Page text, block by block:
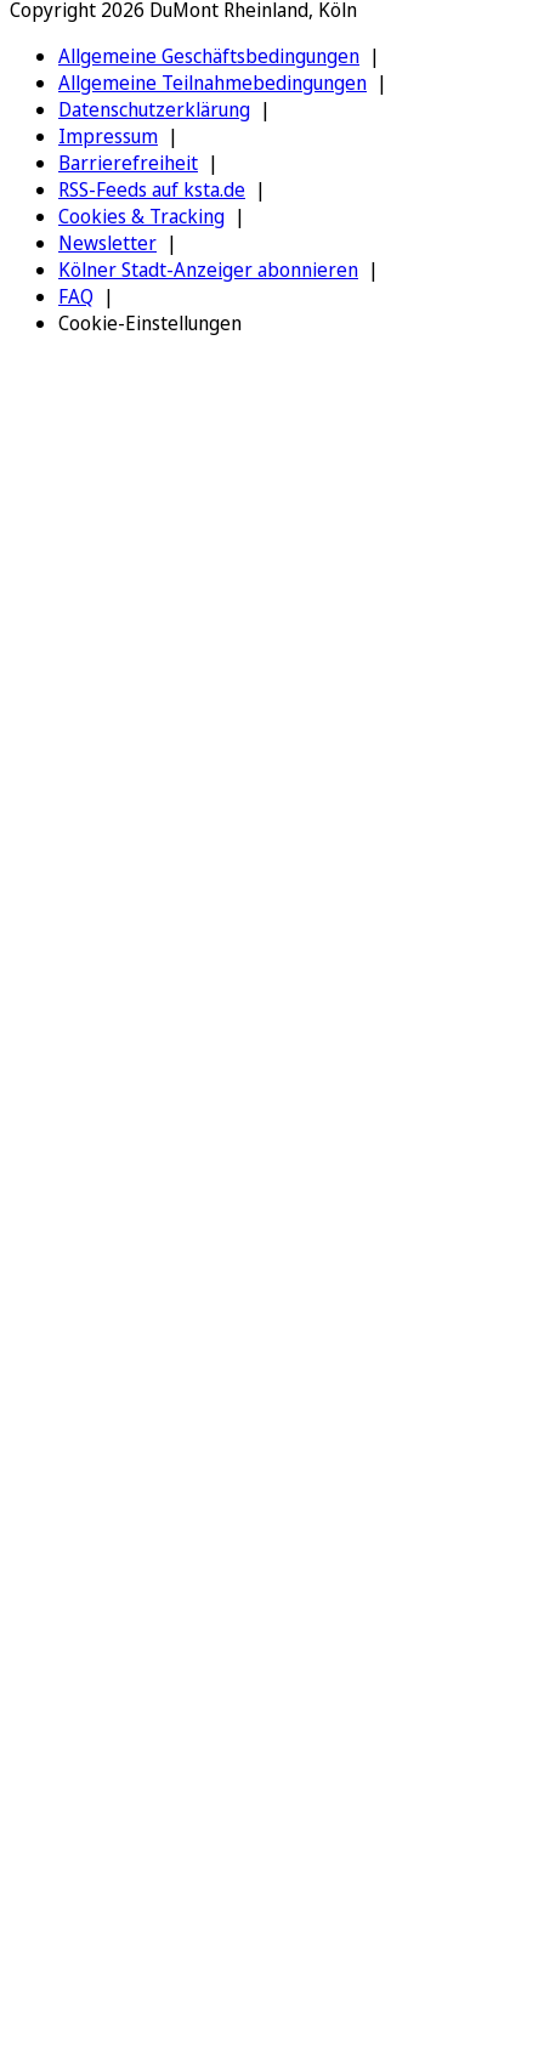
Copyright 2026 DuMont Rheinland, Köln
Allgemeine Geschäftsbedingungen
Allgemeine Teilnahmebedingungen
Datenschutzerklärung
Impressum
Barrierefreiheit
RSS-Feeds auf ksta.de
Cookies & Tracking
Newsletter
Kölner Stadt-Anzeiger abonnieren
FAQ
Cookie-Einstellungen